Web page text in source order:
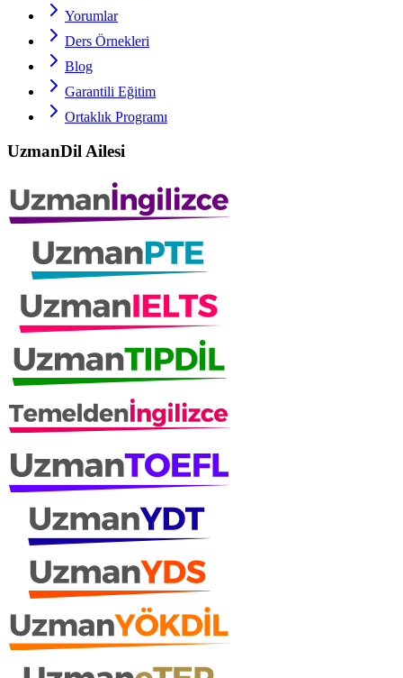
Yorumlar
Ders Örnekleri
Blog
Garantili Eğitim
Ortaklık Programı
UzmanDil Ailesi